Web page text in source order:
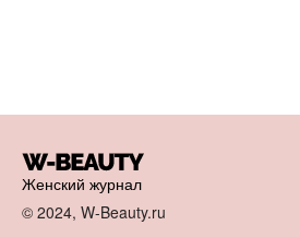
Женский журнал
© 2024, W-Beauty.ru